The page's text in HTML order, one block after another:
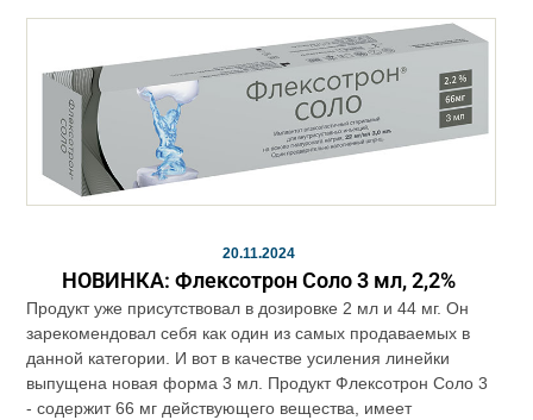
20.11.2024
НОВИНКА: Флексотрон Соло 3 мл, 2,2%
Продукт уже присутствовал в дозировке 2 мл и 44 мг. Он
зарекомендовал себя как один из самых продаваемых в
данной категории. И вот в качестве усиления линейки
выпущена новая форма 3 мл. Продукт Флексотрон Соло 3
- содержит 66 мг действующего вещества, имеет